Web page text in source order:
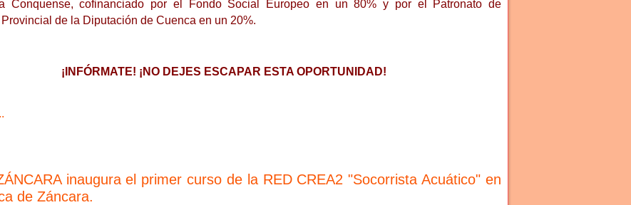
Conquense, cofinanciado por el Fondo Social Europeo en un 80% y por el Patronato de
de la Diputación de Cuenca en un 20%.
¡INFÓRMATE! ¡NO DEJES ESCAPAR ESTA OPORTUNIDAD!
inaugura el primer curso de la RED CREA2 "Socorrista Acuático" en
de Záncara.